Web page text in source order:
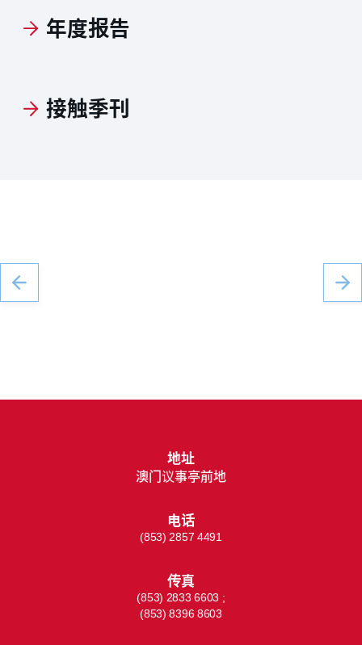
年度报告
接触季刊
地址
澳门议事亭前地
电话
(853) 2857 4491
传真
(853) 2833 6603 ;
(853) 8396 8603